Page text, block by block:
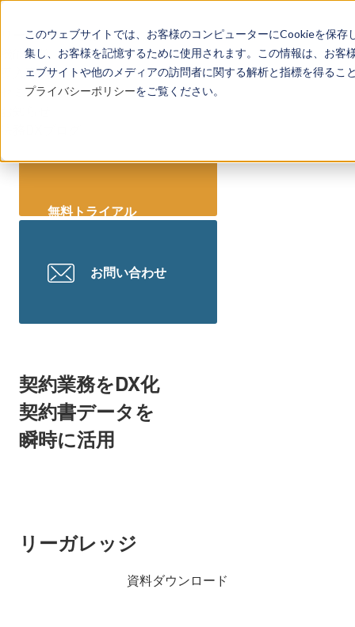
このウェブサイトでは、お客様のコンピューターにCookieを保
集し、お客様を記憶するために使用されます。この情報は、お
ェブサイトや他のメディアの訪問者に関する解析と指標を得る
プライバシーポリシーをご覧ください。
リーガレッジとは
機能一覧
導入事例
セミナー情報
無料トライアル
お問い合わせ
契約業務をDX化
契約書データを
瞬時に活用
リーガレッジ
資料ダウンロード